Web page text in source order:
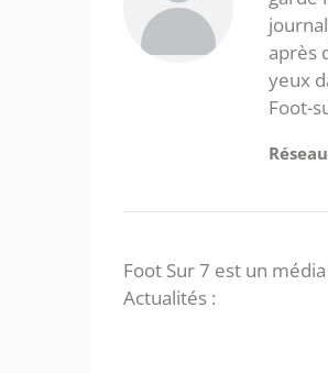
après
yeux
Foot-
Foot Sur 7 est un
Actualités :